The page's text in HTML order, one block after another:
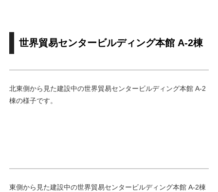
世界貿易センタービルディング本館 A-2棟
北東側から見た建設中の世界貿易センタービルディング本館 A-2
棟の様子です。
東側から見た建設中の世界貿易センタービルディング本館 A-2棟